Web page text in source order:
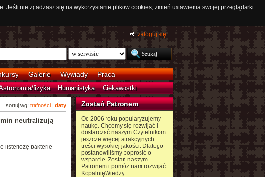
Jeśli nie zgadzasz się na wykorzystanie plików cookies, zmień ustawienia swojej przeglądarki.
zaloguj się
Galerie Wywiady Praca
fizyka Humanistyka Ciekawostki
sortuj wg: trafności| daty
neutralizują
listeriozę bakterie
Zostań Patronem
Od 2006 roku popularyzujemy
naukę. Chcemy się rozwijać i
dostarczać naszym Czytelnikom
jeszcze więcej atrakcyjnych
treści wysokiej jakości. Dlatego
postanowiliśmy poprosić o
wsparcie. Zostań naszym
Patronem i pomóż nam rozwijać
KopalnięWiedzy.